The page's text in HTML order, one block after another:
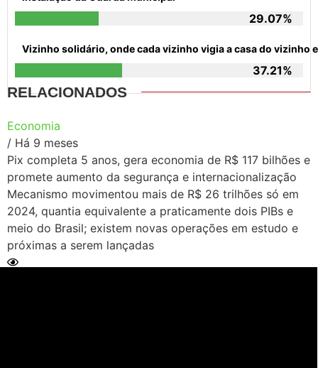
29.07%
Vizinho solidário, onde cada vizinho vigia a casa do vizinho
37.21%
RELACIONADOS
Economia
/ Há 9 meses
Pix completa 5 anos, gera economia de R$ 117 bilhões e
promete aumento da segurança e internacionalização
Mecanismo movimentou mais de R$ 26 trilhões só em
2024, quantia equivalente a praticamente dois PIBs e
meio do Brasil; existem novas operações em estudo e
próximas a serem lançadas